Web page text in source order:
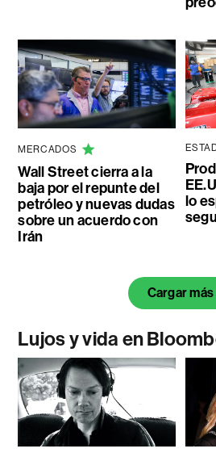
MERCADOS
Wall Street cierra a la
baja por el repunte del
petróleo y nuevas dudas
sobre un acuerdo con
Irán
lo
Cargar más
Lujos y vida en